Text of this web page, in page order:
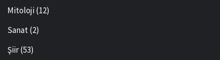
Mitoloji(12)
Sanat(2)
Şiir(53)